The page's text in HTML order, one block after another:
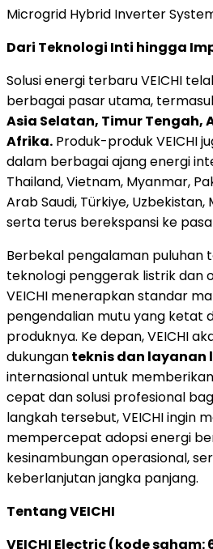
Microgrid Hybrid Inverter
Dari Teknologi Inti hingga
Solusi energi terbaru VEICHI
berbagai pasar utama,
Asia Selatan, Timur Tengah,
Afrika. Produk-produk VEICHI
dalam berbagai ajang energi
Thailand, Vietnam, Myanmar,
Arab Saudi, Türkiye, Uzbekistan,
serta terus berekspansi ke
Berbekal pengalaman puluhan
teknologi penggerak listrik dan
VEICHI menerapkan standar
pengendalian mutu yang ketat
produknya. Ke depan, VEICHI
dukunganteknis dan layanan
internasional untuk
cepat dan solusi profesional
langkah tersebut, VEICHI ingin
mempercepat adopsi energi
kesinambungan operasional,
keberlanjutan jangka panjang.
Tentang VEICHI
VEICHI Electric (kode saham: